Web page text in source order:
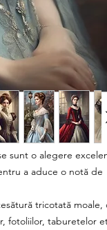
sunt o alegere
a aduce o notă de
tricotată moale,
fotoliilor, taburetelor